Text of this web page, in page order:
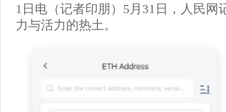
1日电（记者印朋）5月31日，人民网
力与活力的热土。